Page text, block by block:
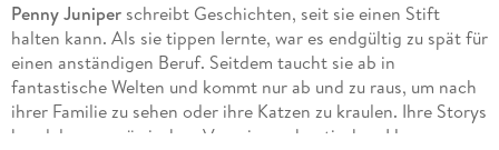
Penny Juniperschreibt Geschichten, seit sie einen Stift
halten kann. Als sie tippen lernte, war es endgültig zu spät für
einen anständigen Beruf. Seitdem taucht sie ab in
fantastische Welten und kommt nur ab und zu raus, um nach
ihrer Familie zu sehen oder ihre Katzen zu kraulen. Ihre Storys
handeln von mürrischen Vampiren, chaotischen Hexen,